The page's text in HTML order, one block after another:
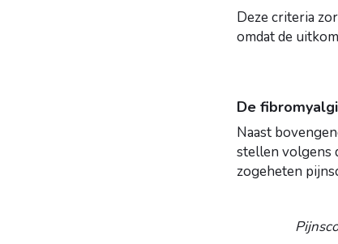
Deze criteria
omdat de
De
Naast
stellen volgens
zogeheten